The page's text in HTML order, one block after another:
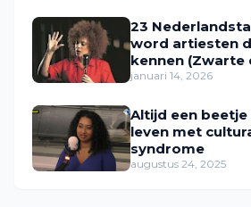
23
word artiesten
kennen (Zwarte
performers in
januari 14, 2026
Altijd een
leven met
syndrome
augustus 24, 2025